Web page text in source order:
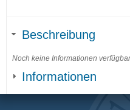
Beschreibung
Noch keine Informationen
Informationen